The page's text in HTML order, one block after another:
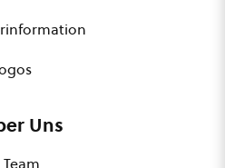
Uns
Team